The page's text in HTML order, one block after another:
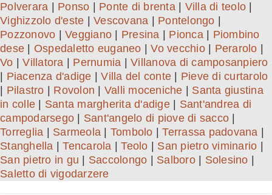
Polverara
Ponso Ponte di brenta| Villa di teolo
Vighizzolo d'este
Vescovana Pontelongo
Pozzonovo
Veggiano Presina Pionca| Piombino
dese
Ospedaletto euganeo |Vo vecchio| Perarolo
Vo |Villatora Pernumia
Villanova di camposanpiero
Piacenza d'adige |Villa del conte
Pieve di curtarolo
Pilastro Rovolon Valli moceniche
Santa giustina
in colle
Santa margherita d'adige| Sant'andrea di
campodarsego
Sant'angelo di piove di sacco
Torreglia
Sarmeola Tombolo |Terrassa padovana
Stanghella |Tencarola |Teolo San pietro viminario
San pietro in gu
Saccolongo Salboro| Solesino
Saletto di vigodarzere